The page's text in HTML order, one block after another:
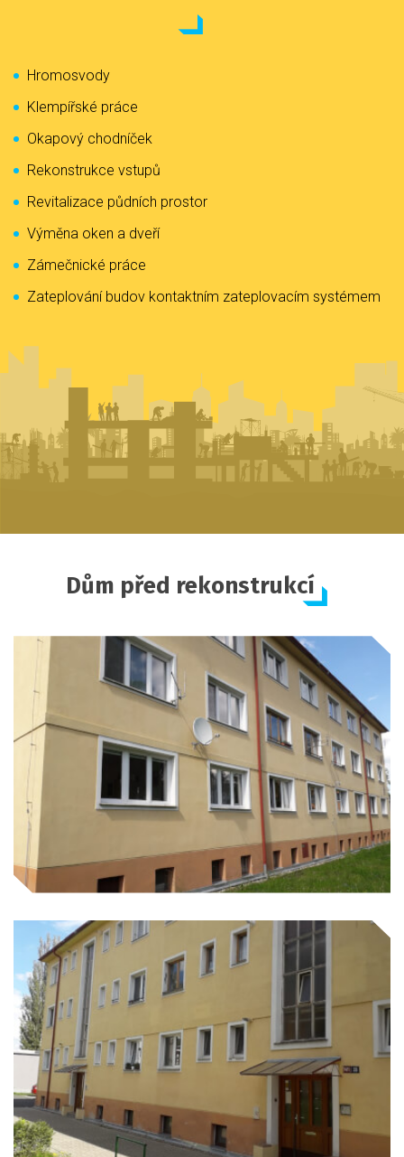
Hromosvody
Klempířské práce
Okapový chodníček
Rekonstrukce vstupů
Revitalizace půdních prostor
Výměna oken a dveří
Zámečnické práce
Zateplování budov kontaktním zateplovacím systémem
Dům před rekonstrukcí